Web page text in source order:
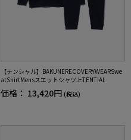
【テンシャル】BAKUNERECOVERYWEARSwe
atShirtMensスエットシャツ上TENTIAL
価格： 13,420円 (税込)